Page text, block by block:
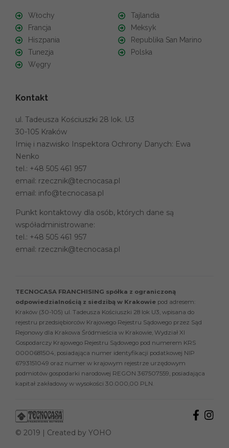
Włochy
Francja
Hiszpania
Tunezja
Węgry
Tajlandia
Meksyk
Republika San Marino
Polska
Kontakt
ul. Tadeusza Kościuszki 28 lok. U3
30-105 Kraków
Imię i nazwisko Inspektora Ochrony Danych: Ewa
Nenko
tel.: +48 505 461 957
email: rzecznik@tecnocasa.pl
email: info@tecnocasa.pl
Punkt kontaktowy dla osób, których dane są
współadministrowane:
tel.: +48 505 461 957
email: rzecznik@tecnocasa.pl
TECNOCASA FRANCHISING spółka z ograniczoną
odpowiedzialnością z siedzibą w Krakowie pod adresem:
Kraków (30-105) ul. Tadeusza Kościuszki 28 lok U3, wpisana do
rejestru przedsiębiorców Krajowego Rejestru Sądowego przez Sąd
Rejonowy dla Krakowa Śródmieścia w Krakowie, Wydział XI
Gospodarczy Krajowego Rejestru Sądowego pod numerem KRS
0000681504, posiadająca numer identyfikacji podatkowej NIP
6793151049 oraz numer w krajowym rejestrze urzędowym
podmiotów gospodarki narodowej REGON 367507559, posiadająca
kapitał zakładowy w wysokości 30.000,00 PLN.
© 2019 | Created by YOHO